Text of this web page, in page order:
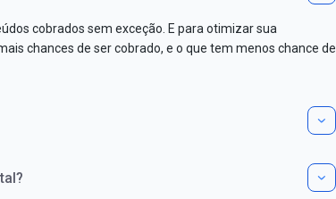
cobrados sem exceção. E para otimizar sua
chances de ser cobrado, e o que tem menos chance de